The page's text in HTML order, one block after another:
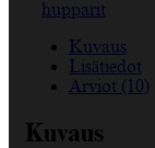
hupparit
Kuvaus
Lisätiedot
Arviot (10)
Kuvaus